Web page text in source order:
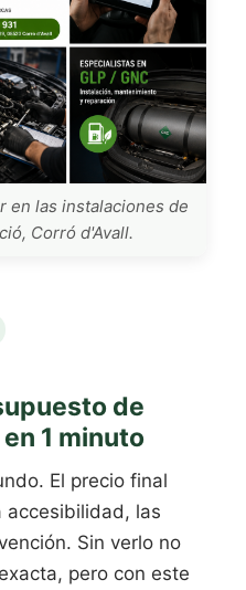
en las instalaciones de
Corró d'Avall.
de
1 minuto
El precio final
accesibilidad, las
Sin verlo no
pero con este